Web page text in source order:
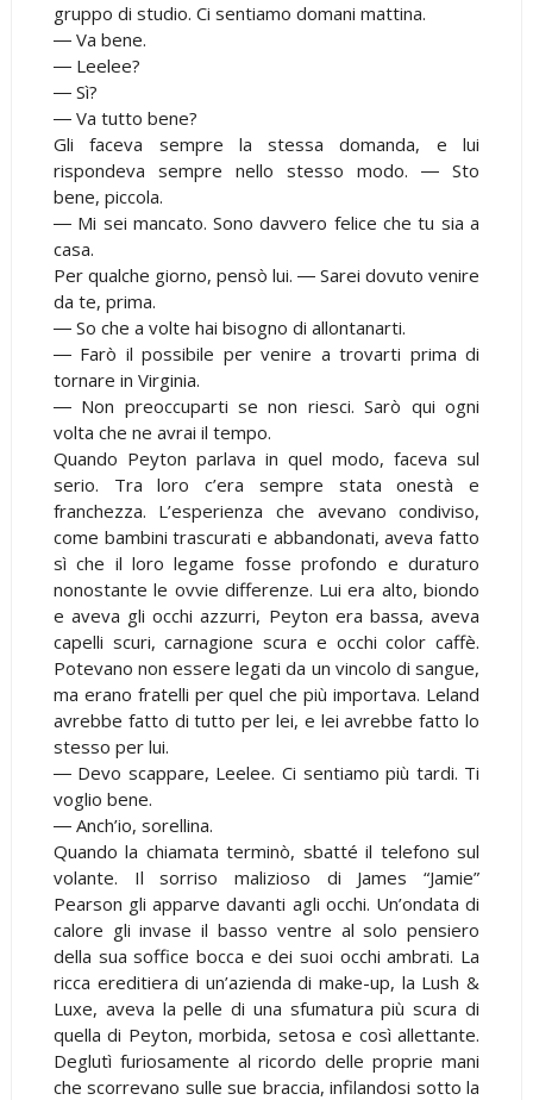
gruppo di studio. Ci sentiamo domani mattina.
― Va bene.
― Leelee?
― Sì?
― Va tutto bene?
Gli faceva sempre la stessa domanda, e lui
rispondeva sempre nello stesso modo. ― Sto
bene, piccola.
― Mi sei mancato. Sono davvero felice che tu sia a
casa.
Per qualche giorno, pensò lui. ― Sarei dovuto venire
da te, prima.
― So che a volte hai bisogno di allontanarti.
― Farò il possibile per venire a trovarti prima di
tornare in Virginia.
― Non preoccuparti se non riesci. Sarò qui ogni
volta che ne avrai il tempo.
Quando Peyton parlava in quel modo, faceva sul
serio. Tra loro c’era sempre stata onestà e
franchezza. L’esperienza che avevano condiviso,
come bambini trascurati e abbandonati, aveva fatto
sì che il loro legame fosse profondo e duraturo
nonostante le ovvie differenze. Lui era alto, biondo
e aveva gli occhi azzurri, Peyton era bassa, aveva
capelli scuri, carnagione scura e occhi color caffè.
Potevano non essere legati da un vincolo di sangue,
ma erano fratelli per quel che più importava. Leland
avrebbe fatto di tutto per lei, e lei avrebbe fatto lo
stesso per lui.
― Devo scappare, Leelee. Ci sentiamo più tardi. Ti
voglio bene.
― Anch’io, sorellina.
Quando la chiamata terminò, sbatté il telefono sul
volante. Il sorriso malizioso di James “Jamie”
Pearson gli apparve davanti agli occhi. Un’ondata di
calore gli invase il basso ventre al solo pensiero
della sua soffice bocca e dei suoi occhi ambrati. La
ricca ereditiera di un’azienda di make-up, la Lush &
Luxe, aveva la pelle di una sfumatura più scura di
quella di Peyton, morbida, setosa e così allettante.
Deglutì furiosamente al ricordo delle proprie mani
che scorrevano sulle sue braccia, infilandosi sotto la